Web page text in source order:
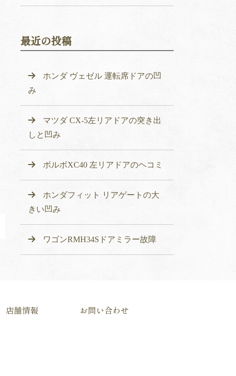
最近の投稿
ホンダ ヴェゼル 運転席ドアの凹
み
マツダ CX-5左リアドアの突き出
しと凹み
ボルボXC40 左リアドアのヘコミ
ホンダフィット リアゲートの大
きい凹み
ワゴンRMH34Sドアミラー故障
店舗情報 お問い合わせ